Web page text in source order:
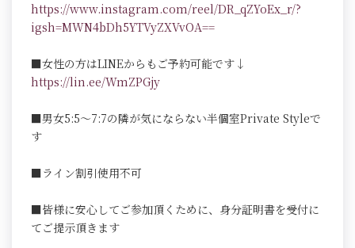
https://www.instagram.com/reel/DR_qZYoEx_r/?
igsh=MWN4bDh5YTVyZXVvOA==
■女性の方はLINEからもご予約可能です↓
https://lin.ee/WmZPGjy
■男女5:5～7:7の隣が気にならない半個室Private Styleで
す
■ライン割引使用不可
■皆様に安心してご参加頂くために、身分証明書を受付に
てご提示頂きます